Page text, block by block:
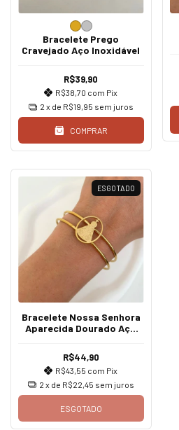
Bracelete Prego
Cravejado Aço Inoxidável
R$39,90
R$38,70 com Pix
2 x de R$19,95 sem juros
COMPRAR
ESGOTADO
Bracelete Nossa Senhora
Aparecida Dourado Aço
R$44,90
R$43,55 com Pix
2 x de R$22,45 sem juros
ESGOTADO